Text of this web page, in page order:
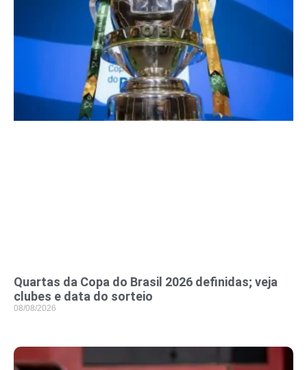
Quartas da Copa do Brasil 2026 definidas; veja
clubes e data do sorteio
08/08/2026